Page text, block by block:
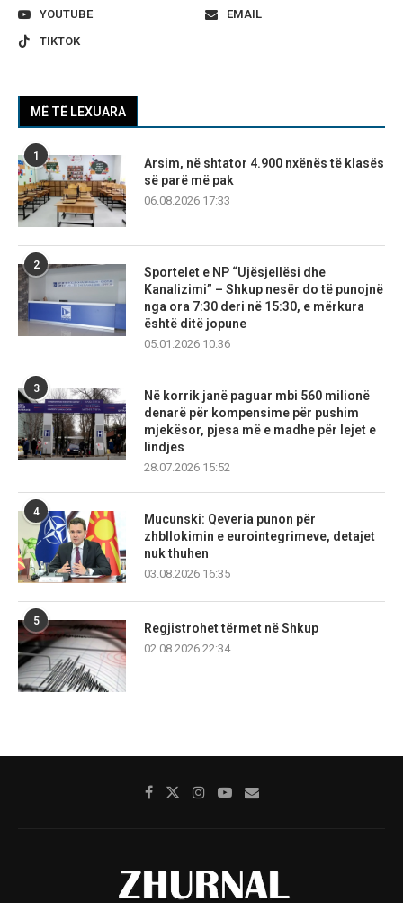
YOUTUBE
EMAIL
TIKTOK
MË TË LEXUARA
1
Arsim, në shtator 4.900 nxënës të klasës
së parë më pak
06.08.2026 17:33
2
Sportelet e NP “Ujësjellësi dhe
Kanalizimi” – Shkup nesër do të punojnë
nga ora 7:30 deri në 15:30, e mërkura
është ditë jopune
05.01.2026 10:36
3
Në korrik janë paguar mbi 560 milionë
denarë për kompensime për pushim
mjekësor, pjesa më e madhe për lejet e
lindjes
28.07.2026 15:52
4
Mucunski: Qeveria punon për
zhbllokimin e eurointegrimeve, detajet
nuk thuhen
03.08.2026 16:35
5
Regjistrohet tërmet në Shkup
02.08.2026 22:34